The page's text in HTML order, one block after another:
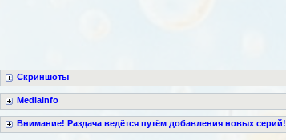
Скриншоты
MediaInfo
Внимание! Раздача ведётся путём добавления новых серий!